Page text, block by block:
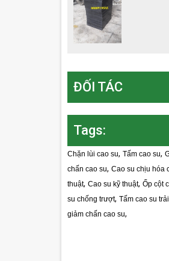
ĐỐI TÁC
Tags:
Chặn lùi cao su, Tấm cao su,
chấn cao su, Cao su chịu hóa
thuật, Cao su kỹ thuật, Ốp cột
su chống trượt, Tấm cao su
giảm chấn cao su,